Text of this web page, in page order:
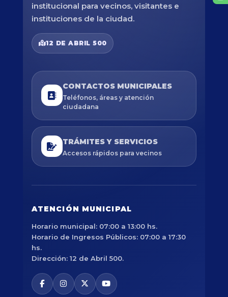
institucional para vecinos, visitantes e
instituciones de la ciudad.
12 DE ABRIL 500
CONTACTOS MUNICIPALES
Teléfonos, áreas y atención
ciudadana
TRÁMITES Y SERVICIOS
Accesos rápidos para vecinos
ATENCIÓN MUNICIPAL
Horario municipal: 07:00 a 13:00 hs.
Horario de Ingresos Públicos: 07:00 a 17:30
hs.
Dirección: 12 de Abril 500.